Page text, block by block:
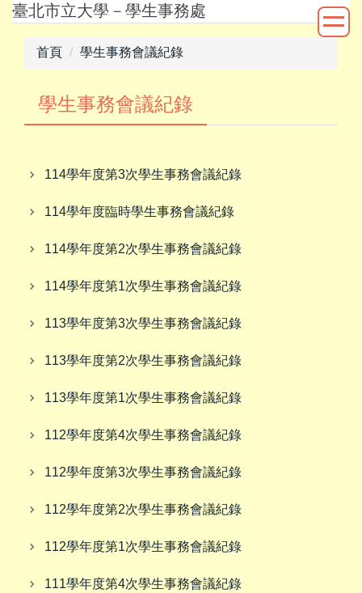
跳
臺北市立大學－學生事務處
首頁 學生事務會議紀錄
學生事務會議紀錄
114學年度第3次學生事務會議紀錄
114學年度臨時學生事務會議紀錄
114學年度第2次學生事務會議紀錄
114學年度第1次學生事務會議紀錄
113學年度第3次學生事務會議紀錄
113學年度第2次學生事務會議紀錄
113學年度第1次學生事務會議紀錄
112學年度第4次學生事務會議紀錄
112學年度第3次學生事務會議紀錄
112學年度第2次學生事務會議紀錄
112學年度第1次學生事務會議紀錄
111學年度第4次學生事務會議紀錄